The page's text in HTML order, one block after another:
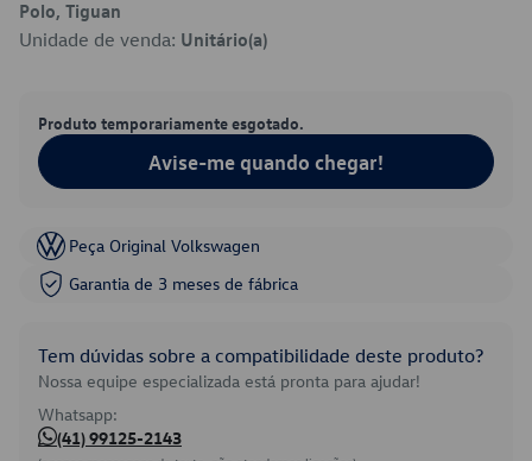
Polo, Tiguan
Unidade de venda: Unitário(a)
Produto temporariamente esgotado.
Avise-me quando chegar!
Peça Original Volkswagen
Garantia de 3 meses de fábrica
Tem dúvidas sobre a compatibilidade deste produto?
Nossa equipe especializada está pronta para ajudar!
Whatsapp:
(41) 99125-2143